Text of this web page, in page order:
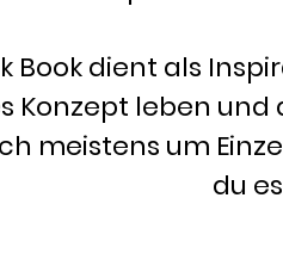
Book dient als
Konzept leben und
meistens um
du